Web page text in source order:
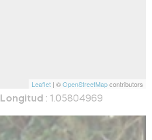
Leaflet | ©OpenStreetMapcontributors
Longitud : 1.05804969